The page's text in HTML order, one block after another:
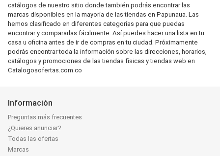
catálogos de nuestro sitio donde también podrás encontrar las
marcas disponibles en la mayoría de las tiendas en Papunaua. Las
hemos clasificado en diferentes categorías para que puedas
encontrar y compararlas fácilmente. Así puedes hacer una lista en tu
casa u oficina antes de ir de compras en tu ciudad. Próximamente
podrás encontrar toda la información sobre las direcciones, horarios,
catálogos y promociones de las tiendas físicas y tiendas web en
Catalogosofertas.com.co
Información
Preguntas más frecuentes
¿Quieres anunciar?
Todas las ofertas
Marcas